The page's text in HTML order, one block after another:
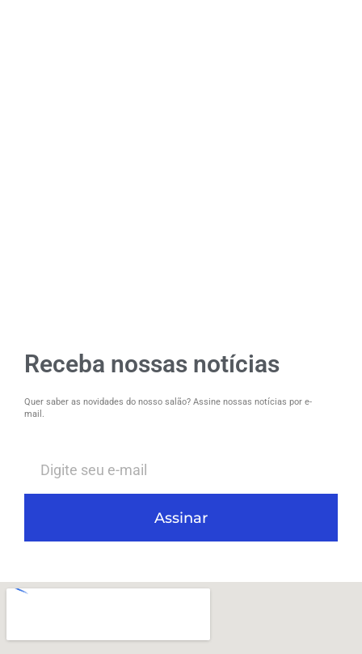
Receba nossas notícias
Quer saber as novidades do nosso salão? Assine nossas notícias por e-
mail.
Assinar